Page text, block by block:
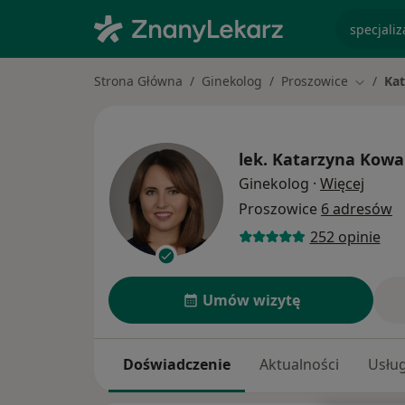
Strona Główna Ginekolog Proszowice Zmień
lek. Katarzyna
Ginekolog · Więcej
Proszowice 6 adresów
252 opinie
Umów wizytę
Doświadczenie Aktualności